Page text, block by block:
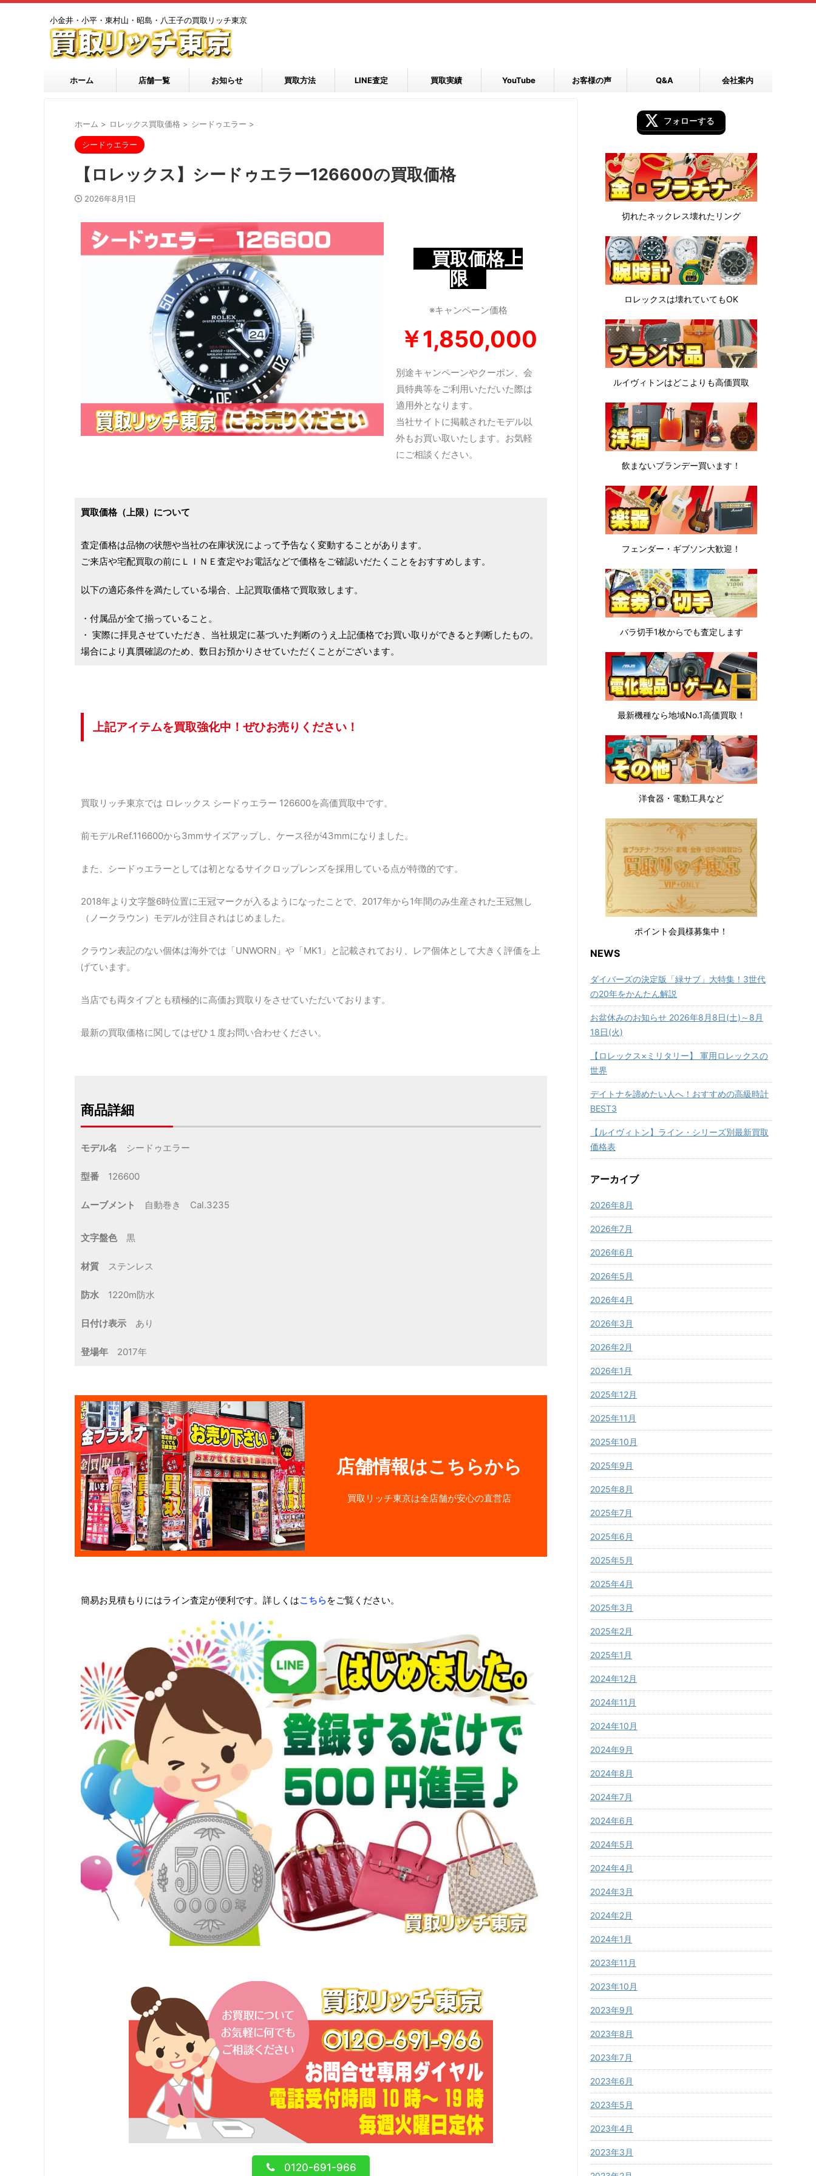
小金井・小平・東村山・昭島・八王子の買取リッチ東京
ホーム 店舗一覧 お知らせ 買取方法 LINE査定 買取実績 YouTube お客様の声 Q&A 会社案内
ホーム > ロレックス買取価格 > シードゥエラー >
シードゥエラー
【ロレックス】シードゥエラー126600の買取価格
2026年8月1日
買取価格上
限
※キャンペーン価格
￥1,850,000
別途キャンペーンやクーポン、会
員特典等をご利用いただいた際は
適用外となります。
当社サイトに掲載されたモデル以
外もお買い取いたします。お気軽
にご相談ください。
買取価格（上限）について
査定価格は品物の状態や当社の在庫状況によって予告なく変動することがあります。
ご来店や宅配買取の前にＬＩＮＥ査定やお電話などで価格をご確認いだたくことをおすすめします。
以下の適応条件を満たしている場合、上記買取価格で買取致します。
・付属品が全て揃っていること。
・ 実際に拝見させていただき、当社規定に基づいた判断のうえ上記価格でお買い取りができると判断したもの。
場合により真贋確認のため、数日お預かりさせていただくことがございます。
上記アイテムを買取強化中！ぜひお売りください！
買取リッチ東京では ロレックス シードゥエラー 126600を高価買取中です。
前モデルRef.116600から3mmサイズアップし、ケース径が43mmになりました。
また、シードゥエラーとしては初となるサイクロップレンズを採用している点が特徴的です。
2018年より文字盤6時位置に王冠マークが入るようになったことで、2017年から1年間のみ生産された王冠無し
（ノークラウン）モデルが注目されはじめました。
クラウン表記のない個体は海外では「UNWORN」や「MK1」と記載されており、レア個体として大きく評価を上
げています。
当店でも両タイプとも積極的に高価お買取りをさせていただいております。
最新の買取価格に関してはぜひ１度お問い合わせください。
商品詳細
モデル名 シードゥエラー
型番 126600
ムーブメント 自動巻き Cal.3235
文字盤色黒
材質 ステンレス
防水 1220m防水
日付け表示 あり
登場年 2017年
店舗情報はこちらから
買取リッチ東京は全店舗が安心の直営店
簡易お見積もりにはライン査定が便利です。詳しくはこちらをご覧ください。
0120-691-966
フォローする
切れたネックレス壊れたリング
ロレックスは壊れていてもOK
ルイヴィトンはどこよりも高価買取
飲まないブランデー買います！
フェンダー・ギブソン大歓迎！
バラ切手1枚からでも査定します
最新機種なら地域No.1高価買取！
洋食器・電動工具など
ポイント会員様募集中！
NEWS
ダイバーズの決定版「緑サブ」大特集！3世代
の20年をかんたん解説
お盆休みのお知らせ 2026年8月8日(土)～8月
18日(火)
【ロレックス×ミリタリー】 軍用ロレックスの
世界
デイトナを諦めたい人へ！おすすめの高級時計
BEST3
【ルイヴィトン】ライン・シリーズ別最新買取
価格表
アーカイブ
2026年8月
2026年7月
2026年6月
2026年5月
2026年4月
2026年3月
2026年2月
2026年1月
2025年12月
2025年11月
2025年10月
2025年9月
2025年8月
2025年7月
2025年6月
2025年5月
2025年4月
2025年3月
2025年2月
2025年1月
2024年12月
2024年11月
2024年10月
2024年9月
2024年8月
2024年7月
2024年6月
2024年5月
2024年4月
2024年3月
2024年2月
2024年1月
2023年11月
2023年10月
2023年9月
2023年8月
2023年7月
2023年6月
2023年5月
2023年4月
2023年3月